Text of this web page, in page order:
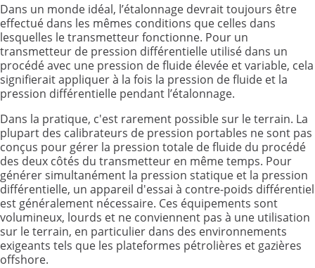
Dans un monde idéal, l’étalonnage devrait toujours être
effectué dans les mêmes conditions que celles dans
lesquelles le transmetteur fonctionne. Pour un
transmetteur de pression différentielle utilisé dans un
procédé avec une pression de fluide élevée et variable, cela
signifierait appliquer à la fois la pression de fluide et la
pression différentielle pendant l’étalonnage.
Dans la pratique, c'est rarement possible sur le terrain. La
plupart des calibrateurs de pression portables ne sont pas
conçus pour gérer la pression totale de fluide du procédé
des deux côtés du transmetteur en même temps. Pour
générer simultanément la pression statique et la pression
différentielle, un appareil d'essai à contre-poids différentiel
est généralement nécessaire. Ces équipements sont
volumineux, lourds et ne conviennent pas à une utilisation
sur le terrain, en particulier dans des environnements
exigeants tels que les plateformes pétrolières et gazières
offshore.